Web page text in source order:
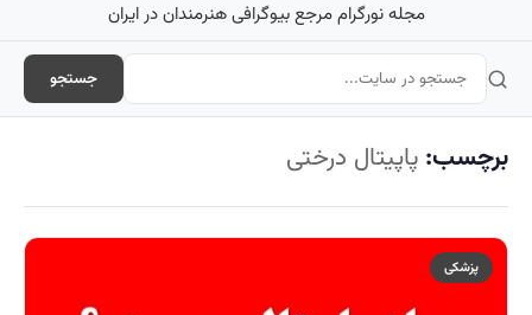
مجله نورگرام مرجع بیوگرافی هنرمندان در ایران
جستجو
برچسب: پاپیتال درختی
پزشکی